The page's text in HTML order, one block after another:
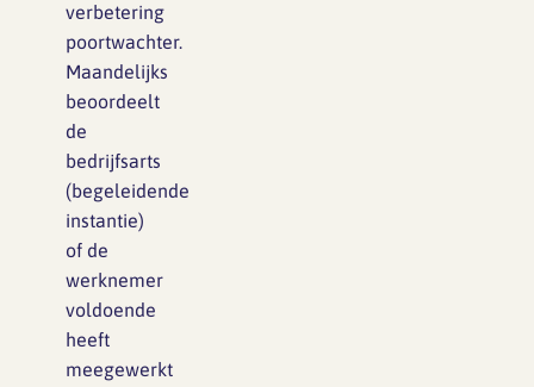
verbetering
poortwachter.
Maandelijks
beoordeelt
de
bedrijfsarts
(begeleidende
instantie)
of de
werknemer
voldoende
heeft
meegewerkt